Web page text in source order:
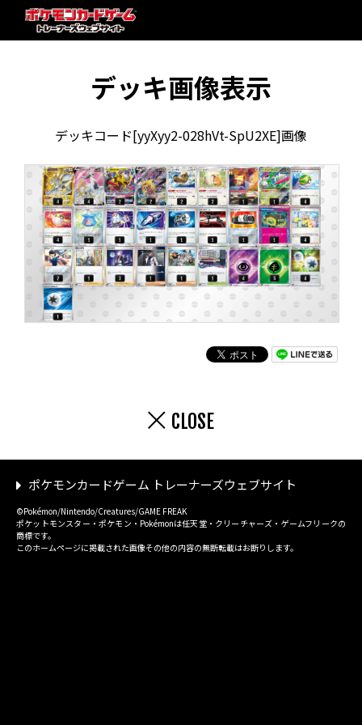
デッキ画像表示
デッキコード[yyXyy2-028hVt-SpU2XE]画像
CLOSE
ポケモンカードゲーム トレーナーズウェブサイト
©Pokémon/Nintendo/Creatures/GAME FREAK
ポケットモンスター・ポケモン・Pokémonは任天堂・クリーチャーズ・ゲームフリークの
商標です。
このホームページに掲載された画像その他の内容の無断転載はお断りします。